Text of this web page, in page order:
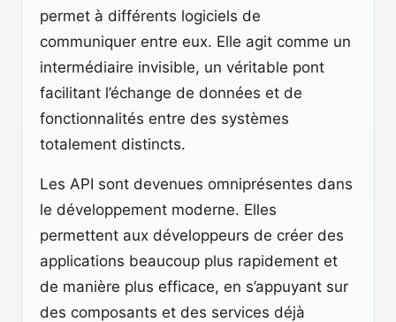
permet à différents logiciels de
communiquer entre eux. Elle agit comme un
intermédiaire invisible, un véritable pont
facilitant l’échange de données et de
fonctionnalités entre des systèmes
totalement distincts.
Les API sont devenues omniprésentes dans
le développement moderne. Elles
permettent aux développeurs de créer des
applications beaucoup plus rapidement et
de manière plus efficace, en s’appuyant sur
des composants et des services déjà